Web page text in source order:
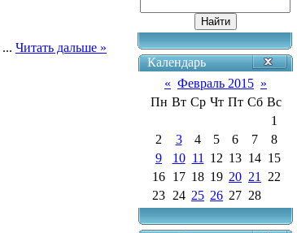
... Читать дальше »
Календарь
« Февраль 2015 »
Пн Вт Ср Чт Пт Сб Вс
1
2
3 4 5 6 7
8
9
10 11 12 13 14 15
16 17 18 19 20 21
22
23 24 25 26 27 28